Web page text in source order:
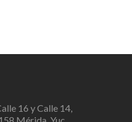
16 y Calle 14,